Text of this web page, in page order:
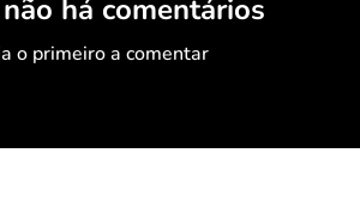
há comentários
o primeiro a comentar